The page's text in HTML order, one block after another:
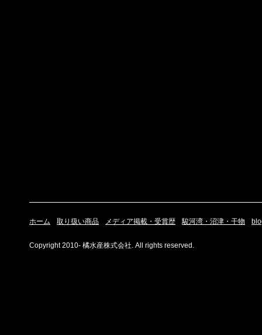
ホーム 取り扱い商品 メディア掲載・受賞歴 駿河湾・沼津・干物
Copyright 2010- 橘水産株式会社. All rights reserved.